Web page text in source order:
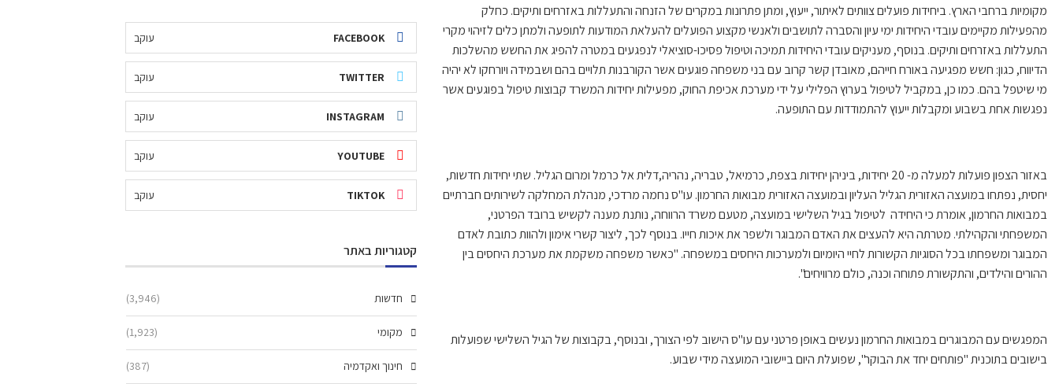
מקומיות ברחבי הארץ. ביחידות פועלים צוותים לאיתור, ייעוץ, ומתן פתרונות במקרים של הזנחה והתעללות באזרחים ותיקים. כחלק
מהפעילות מקיימים עובדי היחידות ימי עיון והסברה לתושבים ולאנשי מקצוע הפועלים להעלאת המודעות לתופעה ולמתן כלים לזיהוי מקרי
התעללות באזרחים ותיקים. בנוסף, מעניקים עובדי היחידות תמיכה וטיפול פסיכו-סוציאלי לנפגעים במטרה להפיג את החשש מהשלכות
הדיווח, כגון: חשש מפגיעה באורח חייהם, מאובדן קשר קרוב עם בני משפחה פוגעים אשר הקורבנות תלויים בהם ושבמידה ויורחקו לא יהיה
מי שיטפל בהם. כמו כן, במקביל לטיפול בערוץ הפלילי על ידי מערכת אכיפת החוק, מפעילות יחידות המשרד קבוצות טיפול בפוגעים אשר
נפגשות אחת בשבוע ומקבלות ייעוץ להתמודדות עם התופעה.
באזור הצפון פועלות למעלה מ- 20 יחידות, ביניהן יחידות בצפת, כרמיאל, טבריה, נהריה,דלית אל כרמל ומרום הגליל. שתי יחידות חדשות,
יחסית, נפתחו במועצה האזורית הגליל העליון ובמועצה האזורית מבואות החרמון. עו"ס נחמה מרדכי, מנהלת המחלקה לשירותים חברתיים
במבואות החרמון, אומרת כי היחידה לטיפול בגיל השלישי במועצה, מטעם משרד הרווחה, נותנת מענה לקשיש ברובד הפרטני,
המשפחתי והקהילתי. מטרתה היא להעצים את האדם המבוגר ולשפר את איכות חייו. בנוסף לכך, ליצור קשרי אימון ולהוות כתובת לאדם
המבוגר ומשפחתו בכל הסוגיות הקשורות לחיי היומיום ולמערכות היחסים במשפחה. "כאשר משפחה משקמת את מערכת היחסים בין
ההורים והילדים, והתקשורת פתוחה וכנה, כולם מרוויחים".
המפגשים עם המבוגרים במבואות החרמון נעשים באופן פרטני עם עו"ס הישוב לפי הצורך, ובנוסף, בקבוצות של הגיל השלישי שפועלות
בישובים בתוכנית "פותחים יחד את הבוקר", שפועלת היום ביישובי המועצה מידי שבוע.
FACEBOOK עוקב
TWITTER עוקב
INSTAGRAM עוקב
YOUTUBE עוקב
TIKTOK עוקב
קטגוריות באתר
חדשות (3,946)
מקומי (1,923)
חינוך ואקדמיה (387)